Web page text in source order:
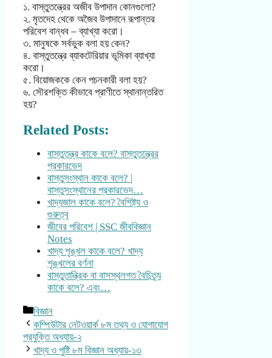
১. বাস্তুতন্ত্রের অজীব উপাদান কোনগুলো?
২. মৃতদেহ থেকে অজৈব উপাদানে রূপান্তর
পরিবেশ বান্ধব – ব্যাখ্যা করো।
৩. মানুষকে সর্বভুক বলা হয় কেন?
৪. বাস্তুতন্ত্রে ব্যাকটেরিয়ার ভূমিকা ব্যাখ্যা
করো।
৫. বিয়োজককে কেন পচনকারী বলা হয়?
৬. সৌরশক্তি কীভাবে প্রাণীতে স্থানান্তরিত
হয়?
Related Posts:
বাস্তুতন্ত্র কাকে বলে? বাস্তুতন্ত্রের
প্রকারভেদ
বাস্তুসংস্থান কাকে বলে? |
বাস্তুসংস্থানের প্রকারভেদ…
খাদ্যজাল কাকে বলে? বৈশিষ্ট্য ও
গুরুত্ব
জীবের পরিবেশ | SSC জীববিজ্ঞান
Notes
খাদ্য শৃঙ্খল কাকে বলে? খাদ্য
শৃঙ্খলের বর্ণনা
বাস্তুতান্ত্রিক বা বাসস্থলগত বৈচিত্র্য
কাকে বলে? এবং…
Categories
বিজ্ঞান
কম্পিউটার নেটওয়ার্ক ৮ম তথ্য ও যোগাযোগ
প্রযুক্তি অধ্যায়-২
খাদ্য ও পুষ্টি ৮ম বিজ্ঞান অধ্যায়-১৩